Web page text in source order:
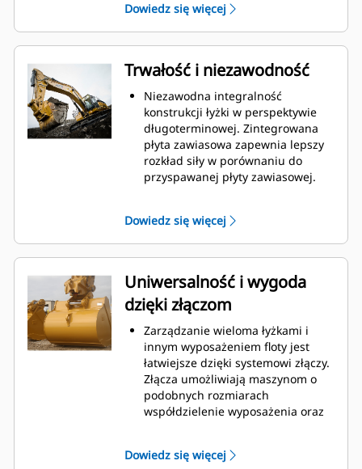
materiału na łyżkę. Zwiększony
prześwit lemiesza zapewnia
zmniejszony opór dolnej części
łyżki, co obniża koszty związane z
konserwacją.
Zużycie paliwa jest najwyższe
podczas kopania. Łyżki Cat
gwarantują szybkie cięcie
materiału w celu zwiększenia
ogólnej wydajności pracy maszyny.
Możesz załadować większą ilość
pozwalają utrzymać większość
materiału w łyżce podczas każdego
załadunku.
Dowiedz się więcej
Trwałość i niezawodność
Niezawodna integralność
konstrukcji łyżki w perspektywie
długoterminowej. Zintegrowana
płyta zawiasowa zapewnia lepszy
rozkład siły w porównaniu do
przyspawanej płyty zawiasowej.
odpornej na ścieranie stali,
zwłaszcza w przypadku
podzespołów podatnych na
nadmierne zużycie.
Chroń najważniejsze, podatne na
zużycie obszary łyżki za pomocą
osprzętu do prac ziemnych (GET)
Cat.
Zwiększ produkcję w
wymagających zastosowaniach,
ułatw penetrację podczas
stertowania i skróć czas trwania
cyklu za pomocą systemu Cat®
Montuj i demontuj końcówki
Dowiedz się więcej
Uniwersalność i wygoda
dzięki złączom
Zarządzanie wieloma łyżkami i
innym wyposażeniem floty jest
łatwiejsze dzięki systemowi złączy.
Złącza umożliwiają maszynom o
podobnych rozmiarach
współdzielenie wyposażenia oraz
Łyżki, które można zamocować
Dowiedz się więcej